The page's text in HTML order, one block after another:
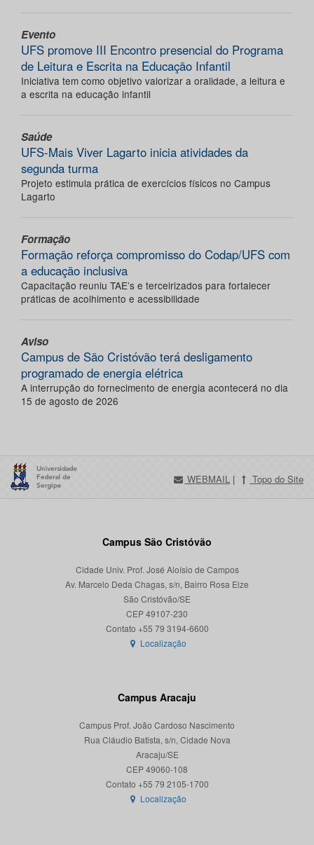
Evento
UFS promove III Encontro presencial do Programa
de Leitura e Escrita na Educação Infantil
Iniciativa tem como objetivo valorizar a oralidade, a leitura e
a escrita na educação infantil
Saúde
UFS-Mais Viver Lagarto inicia atividades da
segunda turma
Projeto estimula prática de exercícios físicos no Campus
Lagarto
Formação
Formação reforça compromisso do Codap/UFS com
a educação inclusiva
Capacitação reuniu TAE’s e terceirizados para fortalecer
práticas de acolhimento e acessibilidade
Aviso
Campus de São Cristóvão terá desligamento
programado de energia elétrica
A interrupção do fornecimento de energia acontecerá no dia
15 de agosto de 2026
WEBMAIL | Topo do Site
Campus São Cristóvão
Cidade Univ. Prof. José Aloísio de Campos
Av. Marcelo Deda Chagas, s/n, Bairro Rosa Elze
São Cristóvão/SE
CEP 49107-230
Localização
Campus Aracaju
Campus Prof. João Cardoso Nascimento
Rua Cláudio Batista, s/n, Cidade Nova
Aracaju/SE
CEP 49060-108
Localização